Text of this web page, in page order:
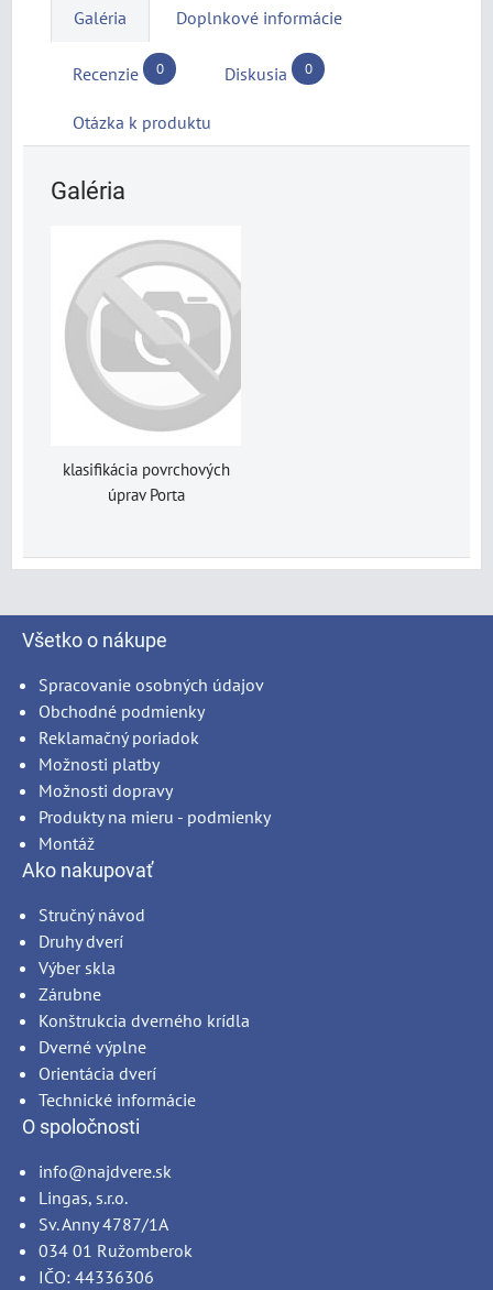
Galéria Doplnkové informácie
Recenzie 0 Diskusia 0
Otázka k produktu
Galéria
klasifikácia povrchových
úprav Porta
Všetko o nákupe
Spracovanie osobných údajov
Obchodné podmienky
Reklamačný poriadok
Možnosti platby
Možnosti dopravy
Produkty na mieru - podmienky
Montáž
Ako nakupovať
Stručný návod
Druhy dverí
Výber skla
Zárubne
Konštrukcia dverného krídla
Dverné výplne
Orientácia dverí
Technické informácie
O spoločnosti
info@najdvere.sk
Lingas, s.r.o.
Sv. Anny 4787/1A
034 01 Ružomberok
IČO: 44336306